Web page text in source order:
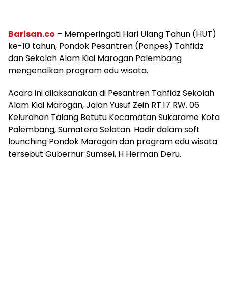
Barisan.co – Memperingati Hari Ulang Tahun (HUT)
ke-10 tahun, Pondok Pesantren (Ponpes) Tahfidz
dan Sekolah Alam Kiai Marogan Palembang
mengenalkan program edu wisata.
Acara ini dilaksanakan di Pesantren Tahfidz Sekolah
Alam Kiai Marogan, Jalan Yusuf Zein RT.17 RW. 06
Kelurahan Talang Betutu Kecamatan Sukarame Kota
Palembang, Sumatera Selatan. Hadir dalam soft
lounching Pondok Marogan dan program edu wisata
tersebut Gubernur Sumsel, H Herman Deru.